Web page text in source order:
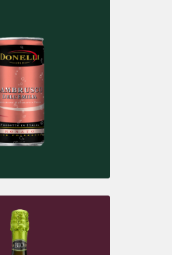
D.O.P. SCAGLIETTI
Demisec